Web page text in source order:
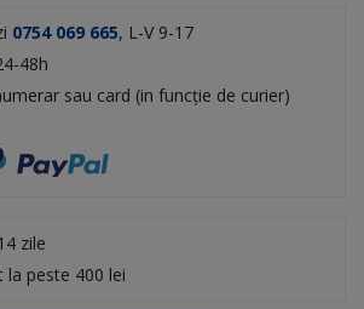
0754 069 665, L-V 9-17
48h
sau card (in funcție de curier)
zile
peste 400 lei